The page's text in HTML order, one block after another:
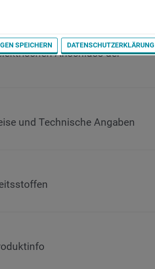
SPEICHERN DATENSCHUTZERKLÄRUNG
Anschluss der
und Technische Angaben